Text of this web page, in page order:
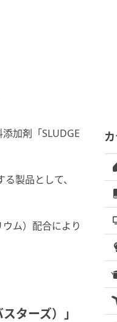
加剤「SLUDGE
製品として、
ム）配合により
ターズ）」